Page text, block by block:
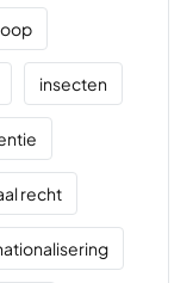
insecten
recht